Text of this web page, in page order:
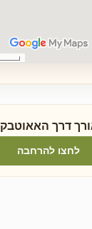
דרך האאוטבק
לחצו להרחבה